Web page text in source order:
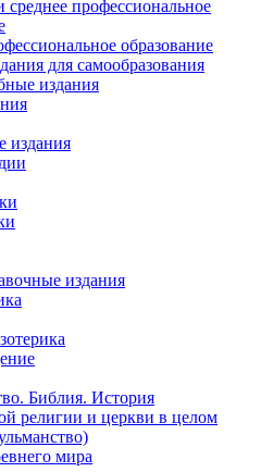
среднее профессиональное
образование
для самообразования
издания
издания
издания
Библия. История
религии и церкви в целом
мира